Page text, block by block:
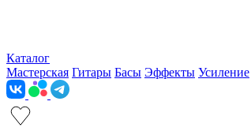
Каталог
Мастерская Гитары Басы Эффекты Усиление